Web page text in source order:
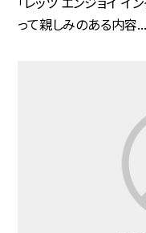
って親しみのある内容...